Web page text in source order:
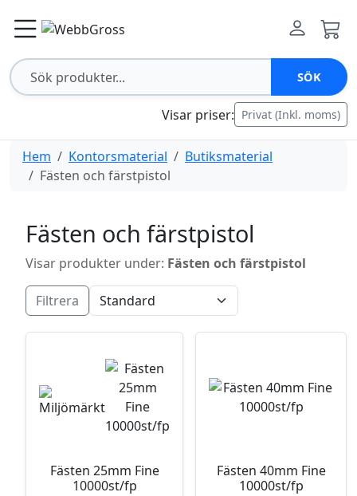
SÖK
Visar priser: Privat (Inkl. moms)
Hem Kontorsmaterial
Butiksmaterial
Fästen och färstpistol
Fästen och färstpistol
Visar produkter under: Fästen och färstpistol
Filtrera
Fästen 25mm Fine
10000st/fp
Fästen 40mm Fine
10000st/fp